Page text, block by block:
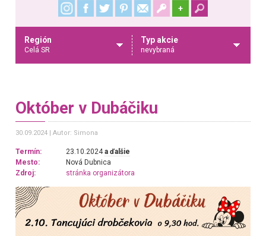
+
Región
Celá SR
Typ akcie
nevybraná
Október v Dubáčiku
30.09.2024 Autor: Simona
Termín: 23.10.2024a ďalšie
Mesto:
Nová Dubnica
Zdroj:
stránka organizátora